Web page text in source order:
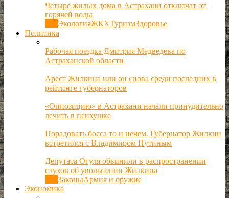
Четыре жилых дома в Астрахани отключат от
горячей воды
ЭкологияЖКХТуризмЗдоровье
Политика
Рабочая поездка Дмитрия Медведева по
Астраханской области
Арест Жилкина или он снова среди последних в
рейтинге губернаторов
«Оппозицию» в Астрахани начали принудительно
лечить в психушке
Порадовать босса то и нечем. Губернатор Жилкин
встретился с Владимиром Путиным
Депутата Огуля обвинили в распространении
слухов об увольнении Жилкина
ЗаконыАрмия и оружие
Экономика